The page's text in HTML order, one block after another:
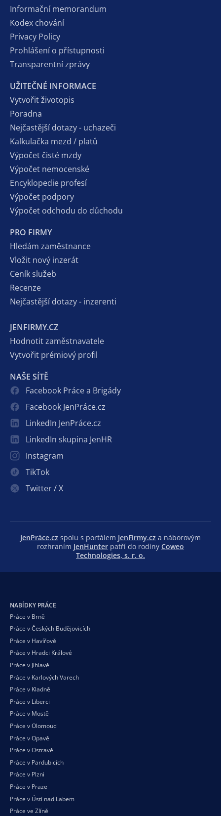
Informační memorandum
Kodex chování
Privacy Policy
Prohlášení o přístupnosti
Transparentní zprávy
UŽITEČNÉ INFORMACE
Vytvořit životopis
Poradna
Nejčastější dotazy - uchazeči
Kalkulačka mezd / platů
Výpočet čisté mzdy
Výpočet nemocenské
Encyklopedie profesí
Výpočet podpory
Výpočet odchodu do důchodu
PRO FIRMY
Hledám zaměstnance
Vložit nový inzerát
Ceník služeb
Recenze
Nejčastější dotazy - inzerenti
JENFIRMY.CZ
Hodnotit zaměstnavatele
Vytvořit prémiový profil
NAŠE SÍTĚ
Facebook Práce a Brigády
Facebook JenPráce.cz
LinkedIn JenPráce.cz
LinkedIn skupina JenHR
Instagram
TikTok
Twitter / X
JenPráce.cz spolu s portálem JenFirmy.cz a náborovým
rozhraním JenHunter patří do rodiny Coweo
Technologies, s. r. o.
NABÍDKY PRÁCE
Práce v Brně
Práce v Českých Budějovicích
Práce v Havířově
Práce v Hradci Králové
Práce v Jihlavě
Práce v Karlových Varech
Práce v Kladně
Práce v Liberci
Práce v Mostě
Práce v Olomouci
Práce v Opavě
Práce v Ostravě
Práce v Pardubicích
Práce v Plzni
Práce v Praze
Práce v Ústí nad Labem
Práce ve Zlíně